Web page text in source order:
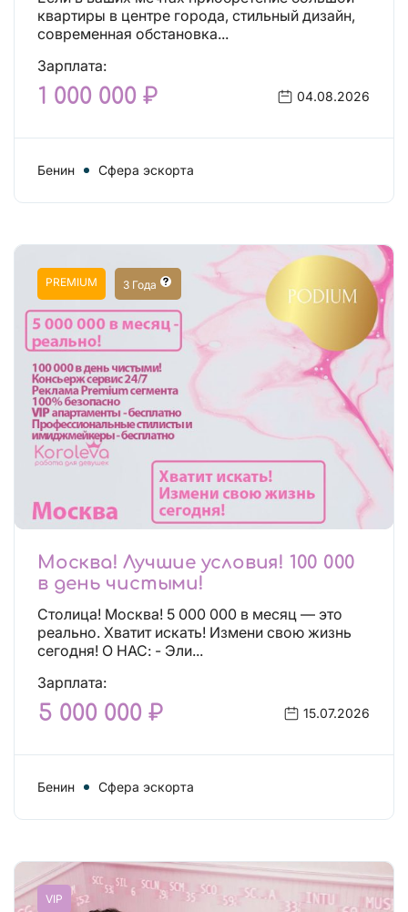
квартиры в центре города, стильный дизайн,
современная обстановка...
Зарплата:
1 000 000 ₽ 04.08.2026
Бенин Сфера эскорта
PREMIUM 3 Года
Москва! Лучшие условия! 100 000
в день чистыми!
Столица! Москва! 5 000 000 в месяц — это
реально. Хватит искать! Измени свою жизнь
сегодня! О НАС: - Эли...
Зарплата:
5 000 000 ₽ 15.07.2026
Бенин Сфера эскорта
VIP